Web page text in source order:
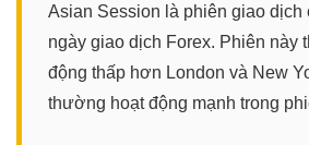
Asian Session là phiên giao dịch
ngày giao dịch Forex. Phiên này
động thấp hơn London và New
thường hoạt động mạnh trong